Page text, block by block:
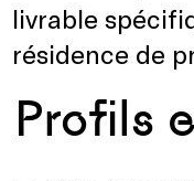
livrable
résidence de
Profils